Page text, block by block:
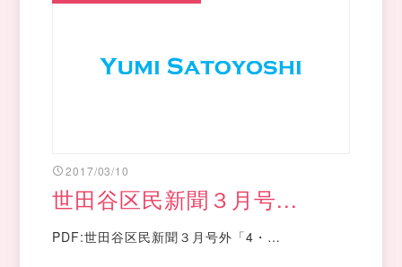
2017/03/10
世田谷区民新聞３月号...
PDF:世田谷区民新聞３月号外「4・…